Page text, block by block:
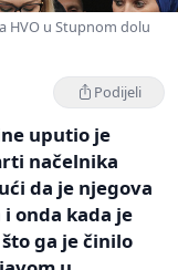
HVO u Stupnom dolu
Podijeli
uputio je
načelnika
da je njegova
onda kada je
ga je činilo